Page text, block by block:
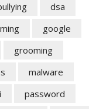
dsa
google
grooming
malware
password